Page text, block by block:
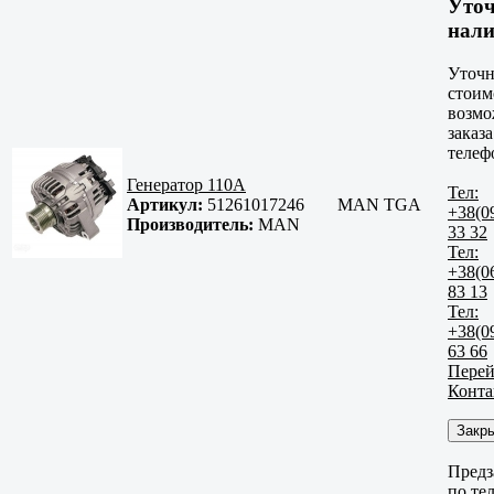
Генератор 110A
Артикул: 51261017246
Производитель: MAN
MAN TGA
Тел:
33 32
Тел:
83 13
Тел:
63 66